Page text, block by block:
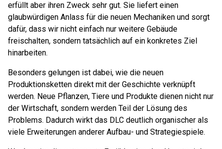
erfüllt aber ihren Zweck sehr gut. Sie liefert einen
glaubwürdigen Anlass für die neuen Mechaniken und sorgt
dafür, dass wir nicht einfach nur weitere Gebäude
freischalten, sondern tatsächlich auf ein konkretes Ziel
hinarbeiten.
Besonders gelungen ist dabei, wie die neuen
Produktionsketten direkt mit der Geschichte verknüpft
werden. Neue Pflanzen, Tiere und Produkte dienen nicht nur
der Wirtschaft, sondern werden Teil der Lösung des
Problems. Dadurch wirkt das DLC deutlich organischer als
viele Erweiterungen anderer Aufbau- und Strategiespiele.